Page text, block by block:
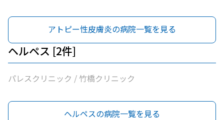
アトピー性皮膚炎の病院一覧を見る
ヘルペス [2件]
パレスクリニック / 竹橋クリニック
ヘルペスの病院一覧を見る